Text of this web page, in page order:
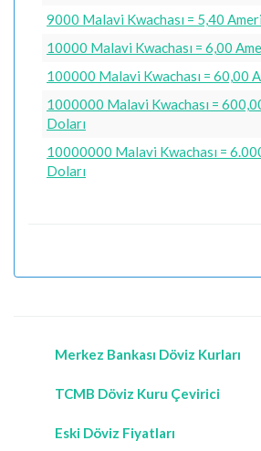
9000 Malavi Kwachası = 5,40
10000 Malavi Kwachası = 6,00
100000 Malavi Kwachası = 60,00
1000000 Malavi Kwachası =
Doları
10000000 Malavi Kwachası =
Doları
Merkez Bankası Döviz Kurları
TCMB Döviz Kuru Çevirici
Eski Döviz Fiyatları